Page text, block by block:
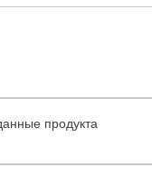
продукта